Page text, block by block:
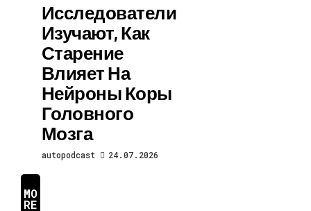
Исследователи
Изучают, Как
Старение
Влияет На
Нейроны Коры
Головного
Мозга
autopodcast 24.07.2026
MO
RE